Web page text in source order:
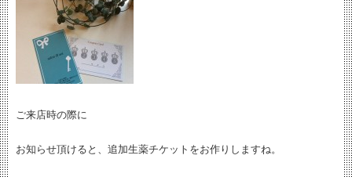
ご来店時の際に
お知らせ頂けると、追加生薬チケットをお作りしますね。